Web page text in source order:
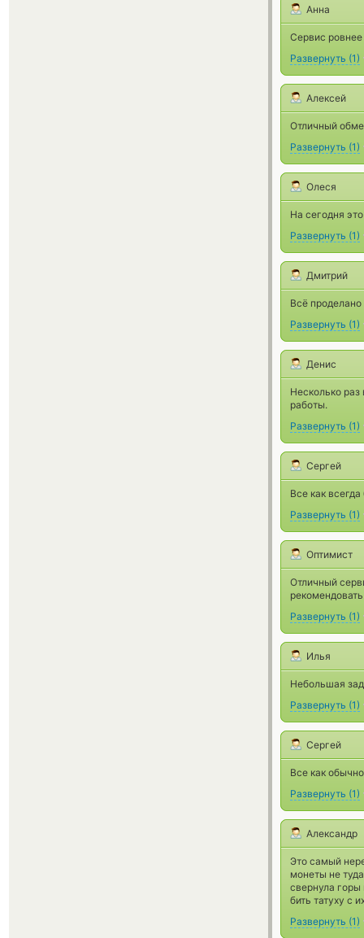
Анна
Сервис
Развернуть (1)
Алексей
Отличный
Развернуть (1)
Олеся
На сегодня
Развернуть (1)
Дмитрий
Всё
Развернуть (1)
Денис
Несколько
работы.
Развернуть (1)
Сергей
Все как
Развернуть (1)
Оптимист
Отличный
Развернуть (1)
Илья
Небольшая
Развернуть (1)
Сергей
Все как
Развернуть (1)
Александр
Это самый
монеты не
свернула
бить татуху с
Развернуть (1)